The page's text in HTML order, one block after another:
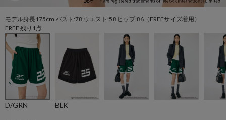
モデル身長175cm バスト:78 ウエスト:58 ヒップ:86（FREEサイズ着用）
FREE 残り1点
D/GRN BLK